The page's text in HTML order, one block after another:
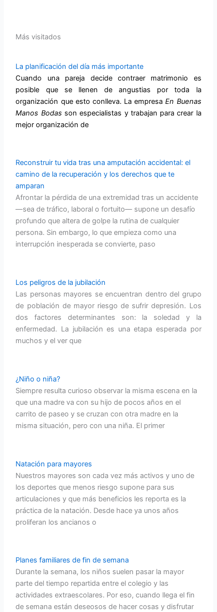
Más visitados
La planificación del día más importante
Cuando una pareja decide contraer matrimonio es
posible que se llenen de angustias por toda la
organización que esto conlleva. La empresaEn Buenas
Manos Bodas son especialistas y trabajan para crear la
mejor organización de
Reconstruir tu vida tras una amputación accidental: el
camino de la recuperación y los derechos que te
amparan
Afrontar la pérdida de una extremidad tras un accidente
—sea de tráfico, laboral o fortuito— supone un desafío
profundo que altera de golpe la rutina de cualquier
persona. Sin embargo, lo que empieza como una
interrupción inesperada se convierte, paso
Los peligros de la jubilación
Las personas mayores se encuentran dentro del grupo
de población de mayor riesgo de sufrir depresión. Los
dos factores determinantes son: la soledad y la
enfermedad. La jubilación es una etapa esperada por
muchos y el ver que
¿Niño o niña?
Siempre resulta curioso observar la misma escena en la
que una madre va con su hijo de pocos años en el
carrito de paseo y se cruzan con otra madre en la
misma situación, pero con una niña. El primer
Natación para mayores
Nuestros mayores son cada vez más activos y uno de
los deportes que menos riesgo supone para sus
articulaciones y que más beneficios les reporta es la
práctica de la natación. Desde hace ya unos años
proliferan los ancianos o
Planes familiares de fin de semana
Durante la semana, los niños suelen pasar la mayor
parte del tiempo repartida entre el colegio y las
actividades extraescolares. Por eso, cuando llega el fin
de semana están deseosos de hacer cosas y disfrutar